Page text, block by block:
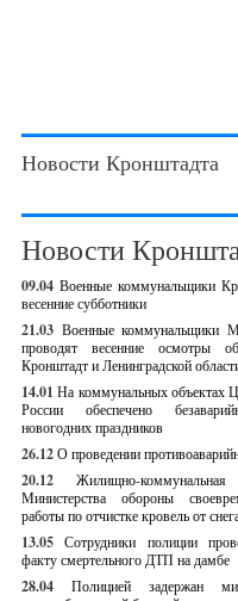
Новости Кронштадта
Новости
09.04 Военные коммунальщики
весенние субботники
21.03 Военные коммунальщики
проводят весенние осмотры
Кронштадт и Ленинградской
14.01 На коммунальных
России обеспечено
новогодних праздников
26.12О проведении
20.12
Жилищно-
Министерства обороны
работы по отчистке кровель от
13.05 Сотрудники полиции
факту смертельного ДТП на дамбе
28.04
Полицией задержан